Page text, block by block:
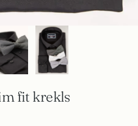
fit krekls